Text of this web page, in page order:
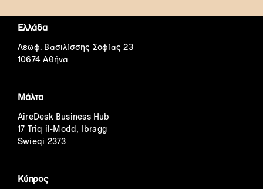
Ελλάδα
Λεωφ. Βασιλίσσης Σοφίας 23
10674 Αθήνα
Μάλτα
AireDesk Business Hub
17 Triq il-Modd, Ibragg
Swieqi 2373
Κύπρος